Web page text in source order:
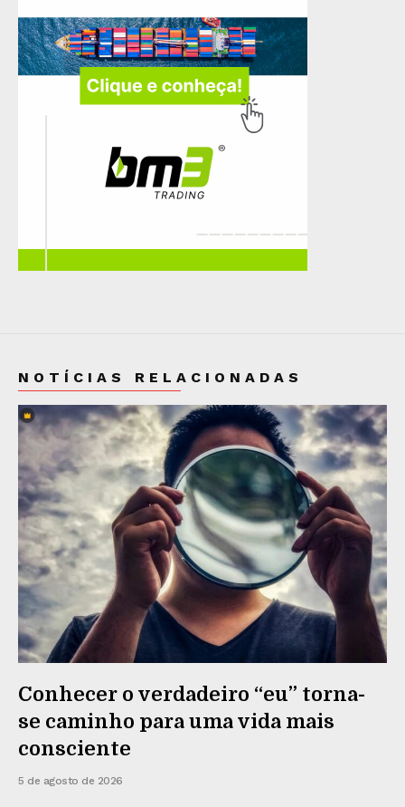
NOTÍCIAS RELACIONADAS
Conhecer o verdadeiro “eu” torna-
se caminho para uma vida mais
consciente
5 de agosto de 2026